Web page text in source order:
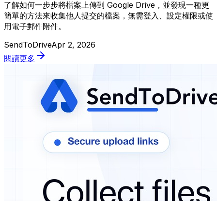
了解如何一步步將檔案上傳到 Google Drive，並發現一種更
簡單的方法來收集他人提交的檔案，無需登入、設定權限或使
用電子郵件附件。
SendToDriveApr 2, 2026
閱讀更多